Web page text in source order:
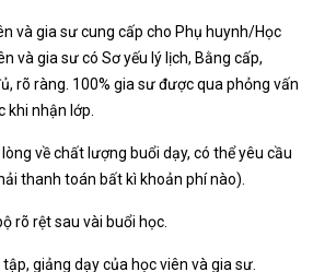
và gia sư cung cấp cho Phụ huynh/Học
và gia sư có Sơ yếu lý lịch, Bằng cấp,
rõ ràng. 100% gia sư được qua phỏng vấn
khi nhận lớp.
về chất lượng buổi dạy, có thể yêu cầu
thanh toán bất kì khoản phí nào).
rõ rệt sau vài buổi học.
giảng dạy của học viên và gia sư.